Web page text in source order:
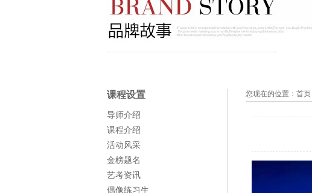
课程设置
导师介绍
课程介绍
活动风采
金榜题名
艺考资讯
偶像练习生
您现在的位置： 首页